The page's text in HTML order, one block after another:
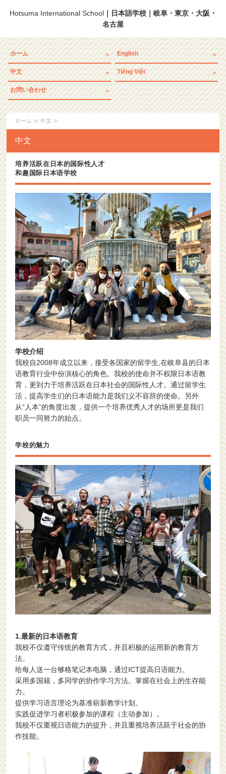
Hotsuma International School｜日本語学校｜岐阜・東京・大阪・
名古屋
ホーム English
中文 Tiếng Việt
お問い合わせ
ホーム ≫ 中文 ≫
中文
培养活跃在日本的国际性人才
和趣国际日本语学校
学校介绍
我校自2008年成立以来，接受各国家的留学生,在岐阜县的日本
语教育行业中份演核心的角色。我校的使命并不权限日本语教
育，更到力于培养活跃在日本社会的国际性人才。通过留学生
活，提高学生们的日本语能力是我们义不容辞的使命。另外
从“人本”的角度出发，提供一个培养优秀人才的场所更是我们
职员一同努力的始点。
学校的魅力
1.最新的日本语教育
我校不仅遵守传统的教育方式，并且积极的运用新的教育方
法。
给每人送一台够格笔记本电脑，通过ICT提高日语能力。
采用多国籍，多同学的协作学习方法。掌握在社会上的生存能
力。
提供学习语言理论为基准崭新教学计划。
实践促进学习者积极参加的课程（主动参加）。
我校不仅重视日语能力的提升，并且重视培养活跃于社会的协
作技能。